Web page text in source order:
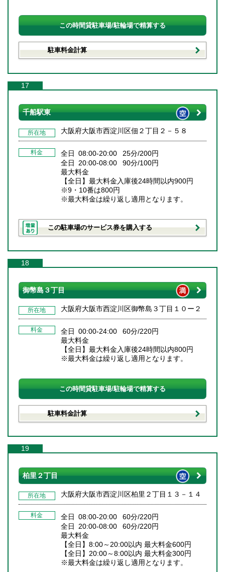
この時間貸駐車場/駐輪場で精算する
駐車料金計算
17
千船駅東
所在地 大阪府大阪市西淀川区佃２丁目２－５８
料金
全日 08:00-20:00 25分/200円
全日 20:00-08:00 90分/100円
最大料金
【全日】最大料金入庫後24時間以内900円
※9・10番は800円
※最大料金は繰り返し適用となります。
この駐車場のサービス券を購入する
18
御幣島３丁目
所在地 大阪府大阪市西淀川区御幣島３丁目１０ー２
料金
全日 00:00-24:00 60分/220円
最大料金
【全日】最大料金入庫後24時間以内800円
※最大料金は繰り返し適用となります。
この時間貸駐車場/駐輪場で精算する
駐車料金計算
19
柏里２丁目
所在地 大阪府大阪市西淀川区柏里２丁目１３－１４
料金
全日 08:00-20:00 60分/220円
全日 20:00-08:00 60分/220円
最大料金
【全日】8:00～20:00以内 最大料金600円
【全日】20:00～8:00以内 最大料金300円
※最大料金は繰り返し適用となります。